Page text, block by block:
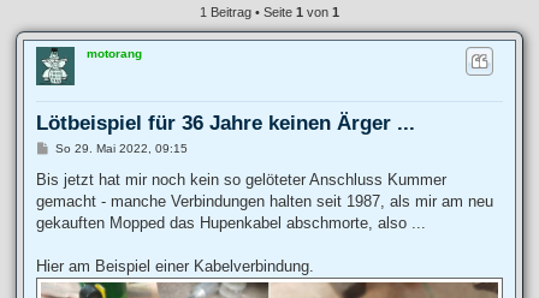
1 Beitrag • Seite 1 von 1
motorang
Lötbeispiel für 36 Jahre keinen Ärger ...
B
i
r
a
So 29. Mai 2022, 09:15
Bis jetzt hat mir noch kein so gelöteter Anschluss Kummer
gemacht - manche Verbindungen halten seit 1987, als mir am neu
gekauften Mopped das Hupenkabel abschmorte, also ...
Hier am Beispiel einer Kabelverbindung.